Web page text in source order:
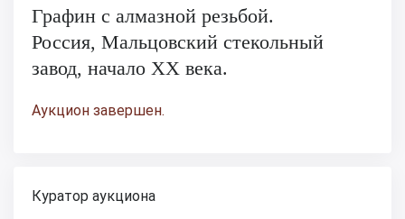
Графин с алмазной резьбой.
Россия, Мальцовский стекольный
завод, начало ХХ века.
Аукцион завершен.
Куратор аукциона